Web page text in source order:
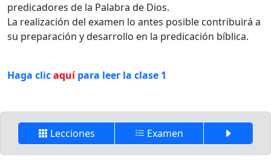
predicadores de la Palabra de Dios.
La realización del examen lo antes posible contribuirá a
su preparación y desarrollo en la predicación bíblica.
Haga clicaquí para leer la clase 1
Lecciones Examen